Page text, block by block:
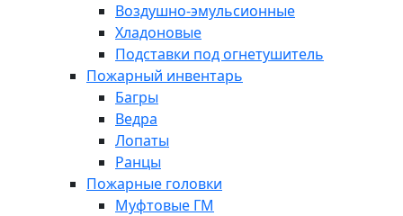
Воздушно-эмульсионные
Хладоновые
Подставки под огнетушитель
Пожарный инвентарь
Багры
Ведра
Лопаты
Ранцы
Пожарные головки
Муфтовые ГМ